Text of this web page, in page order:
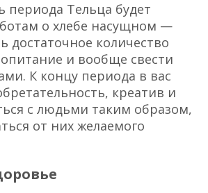
периода Тельца будет
о хлебе насущном —
достаточное количество
и вообще свести
К концу периода в вас
креатив и
с людьми таким образом,
от них желаемого